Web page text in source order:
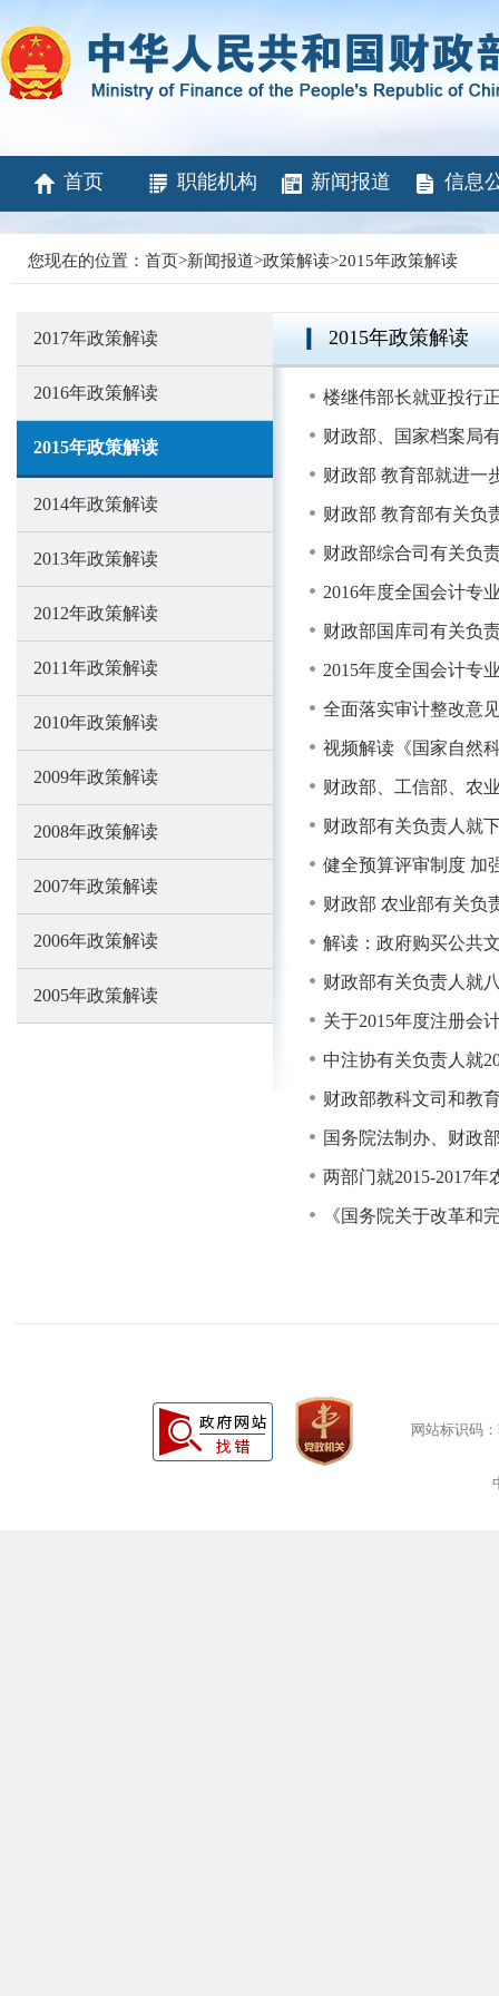
首页 职能机构 新闻报道 信息
您现在的位置： 首页>新闻报道>政策解读>2015年政策解读
2017年政策解读
2016年政策解读
2015年政策解读
2014年政策解读
2013年政策解读
2012年政策解读
2011年政策解读
2010年政策解读
2009年政策解读
2008年政策解读
2007年政策解读
2006年政策解读
2005年政策解读
2015年政策解读
楼继伟部长就亚投行
财政部、国家档案局
财政部 教育部就进一
财政部 教育部有关负
财政部综合司有关负
2016年度全国会计专
财政部国库司有关负
2015年度全国会计专
全面落实审计整改意
视频解读《国家自然
财政部、工信部、农
财政部有关负责人就
健全预算评审制度 加
财政部 农业部有关负
解读：政府购买公共
财政部有关负责人就
关于2015年度注册会
中注协有关负责人就
财政部教科文司和教
国务院法制办、财政
两部门就2015-2017
《国务院关于改革和
网站标识码